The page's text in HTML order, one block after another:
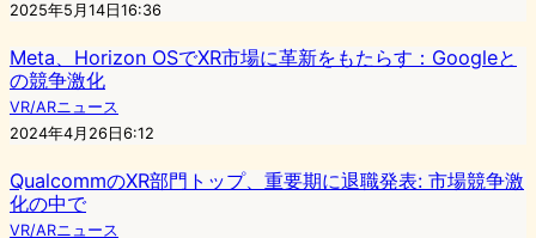
2025年5月14日16:36
Meta、Horizon OSでXR市場に革新をもたらす：Googleと
の競争激化
VR/ARニュース
2024年4月26日6:12
QualcommのXR部門トップ、重要期に退職発表: 市場競争激
化の中で
VR/ARニュース